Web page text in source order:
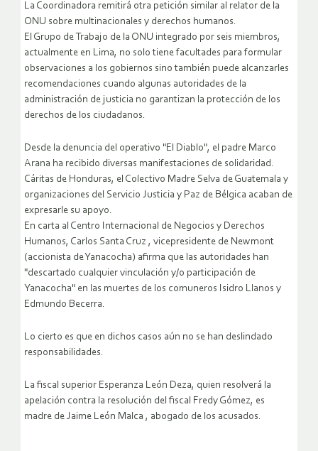
La Coordinadora remitirá otra petición similar al relator de la
ONU sobre multinacionales y derechos humanos.
El Grupo de Trabajo de la ONU integrado por seis miembros,
actualmente en Lima, no solo tiene facultades para formular
observaciones a los gobiernos sino también puede alcanzarles
recomendaciones cuando algunas autoridades de la
administración de justicia no garantizan la protección de los
derechos de los ciudadanos.
Desde la denuncia del operativo "El Diablo", el padre Marco
Arana ha recibido diversas manifestaciones de solidaridad.
Cáritas de Honduras, el Colectivo Madre Selva de Guatemala y
organizaciones del Servicio Justicia y Paz de Bélgica acaban de
expresarle su apoyo.
En carta al Centro Internacional de Negocios y Derechos
Humanos, Carlos Santa Cruz , vicepresidente de Newmont
(accionista de Yanacocha) afirma que las autoridades han
"descartado cualquier vinculación y/o participación de
Yanacocha" en las muertes de los comuneros Isidro Llanos y
Edmundo Becerra.
Lo cierto es que en dichos casos aún no se han deslindado
responsabilidades.
La fiscal superior Esperanza León Deza, quien resolverá la
apelación contra la resolución del fiscal Fredy Gómez, es
madre de Jaime León Malca , abogado de los acusados.